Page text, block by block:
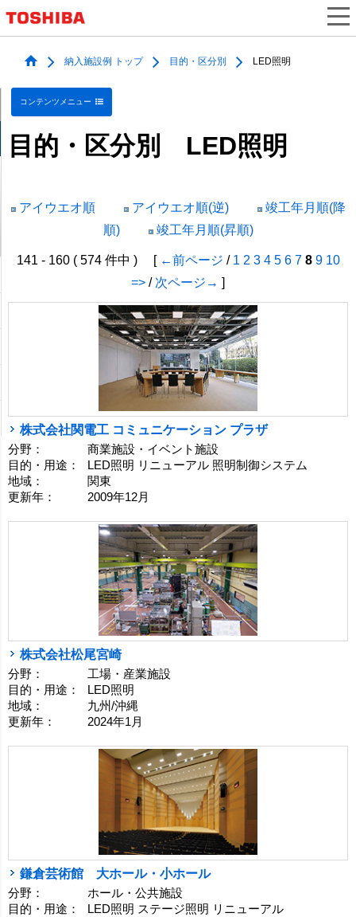
納入施設例 トップ 目的・区分別 LED照明
コンテンツメニュー
目的・区分別 LED照明
アイウエオ順 アイウエオ順(逆)
竣工年月順(降
順)
竣工年月順(昇順)
141 - 160 ( 574 件中 ) [ ←前ページ / 1 2 3 4 5 6 7 8 9 10
=> / 次ページ→ ]
株式会社関電工 コミュニケーション プラザ
分野：
商業施設・イベント施設
目的・用途：
LED照明 リニューアル 照明制御システム
地域：
関東
更新年：
2009年12月
株式会社松尾宮崎
分野：
工場・産業施設
目的・用途：
LED照明
地域：
九州/沖縄
更新年：
2024年1月
鎌倉芸術館 大ホール・小ホール
分野：
ホール・公共施設
目的・用途：
LED照明 ステージ照明 リニューアル